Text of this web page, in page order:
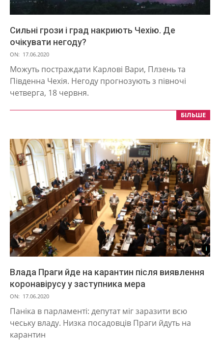
Сильні грози і град накриють Чехію. Де
очікувати негоду?
2020-
06-
17
ON: 17.06.2020
Можуть постраждати Карлові Вари, Плзень та
Південна Чехія. Негоду прогнозують з півночі
четверга, 18 червня.
БІЛЬШЕ
Влада Праги йде на карантин після виявлення
коронавірусу у заступника мера
2020-
06-
ON: 17.06.2020
Паніка в парламенті: депутат міг заразити всю
чеську владу. Низка посадовців Праги йдуть на
карантин